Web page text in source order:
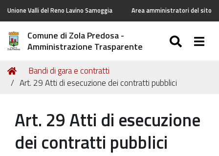
Unione Valli del Reno Lavino Samoggia Area amministratori del sito
Comune di Zola Predosa -
Amministrazione Trasparente
Tu
sei
Home
Bandi di gara e contratti
Art. 29 Atti di esecuzione dei contratti pubblici
Art. 29 Atti di esecuzione
dei contratti pubblici